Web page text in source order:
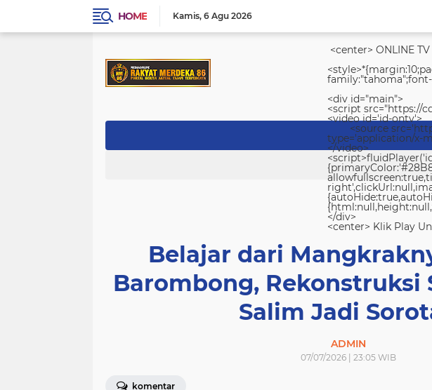
HOME Kamis 6 Agu 2026
<center> ONLINE
<div id="main">
<script src="https://
<video id='id-ontv'>
<source
type='application/x-
</video>
</div>
<center> Klik Play
Belajar dari
Barombong, Rekonstruksi
Salim Jadi
ADMIN
07/07/2026 | 23:05 WIB
komentar